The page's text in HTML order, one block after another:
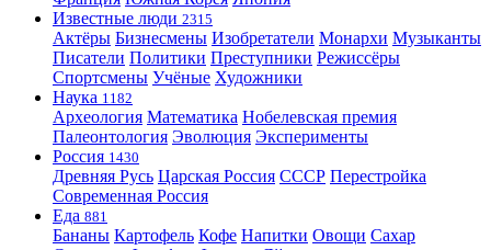
Известные люди 2315
Актёры Бизнесмены Изобретатели Монархи Музыканты
Писатели Политики Преступники Режиссёры
Спортсмены Учёные Художники
Наука 1182
Археология Математика Нобелевская премия
Палеонтология Эволюция Эксперименты
Россия 1430
Древняя Русь Царская Россия СССР Перестройка
Современная Россия
Еда 881
Бананы Картофель Кофе Напитки Овощи Сахар